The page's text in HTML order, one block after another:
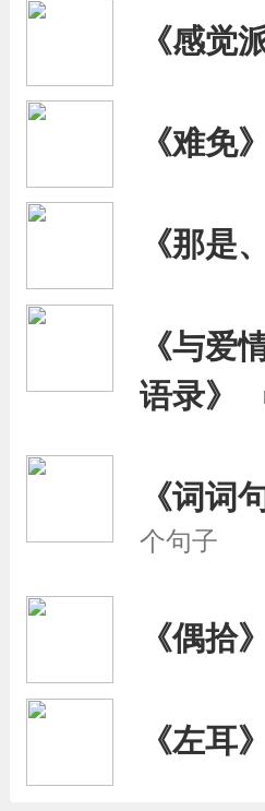
《感觉
《难免》
《那是
《与爱
语录》
《词词
个句子
《偶拾》
《左耳》